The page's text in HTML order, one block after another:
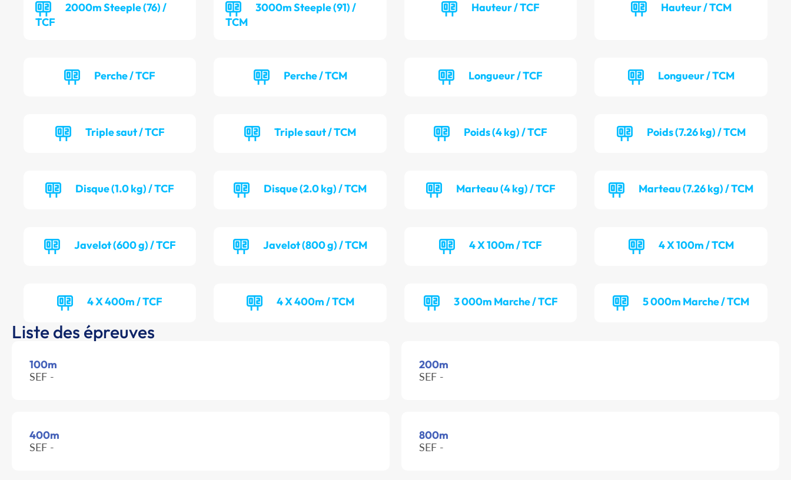
2000m Steeple (76) /
TCF
3000m Steeple (91) /
TCM
Hauteur / TCF Hauteur / TCM
Perche / TCF Perche / TCM Longueur / TCF Longueur / TCM
Triple saut / TCF Triple saut / TCM Poids (4 kg) / TCF Poids (7.26 kg) / TCM
Disque (1.0 kg) / TCF Disque (2.0 kg) / TCM Marteau (4 kg) / TCF Marteau (7.26 kg) / TCM
Javelot (600 g) / TCF Javelot (800 g) / TCM 4 X 100m / TCF 4 X 100m / TCM
4 X 400m / TCF 4 X 400m / TCM 3 000m Marche / TCF 5 000m Marche / TCM
Liste des épreuves
100m
SEF -
200m
SEF -
400m
SEF -
800m
SEF -